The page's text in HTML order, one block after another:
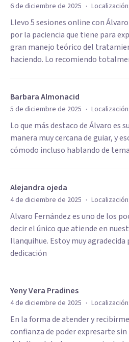
6 de diciembre de 2025 · Localización:
Llevo 5 sesiones online con
por la paciencia que tiene para
gran manejo teórico del
haciendo. Lo recomiendo
Barbara Almonacid
5 de diciembre de 2025 · Localización:
Lo que más destaco de Álvaro es
manera muy cercana de guiar, y
cómodo incluso hablando de
Alejandra ojeda
4 de diciembre de 2025 · Localización:
Alvaro Fernández es uno de los
decir el único que atiende en
llanquihue. Estoy muy agradecida
dedicación
Yeny Vera Pradines
4 de diciembre de 2025 · Localización:
En la forma de atender y
confianza de poder expresarte